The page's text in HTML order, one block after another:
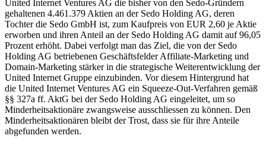
United Internet Ventures AG die bisher von den Sedo-Gründern
gehaltenen 4.461.379 Aktien an der Sedo Holding AG, deren
Tochter die Sedo GmbH ist, zum Kaufpreis von EUR 2,60 je Aktie
erworben und ihren Anteil an der Sedo Holding AG damit auf 96,05
Prozent erhöht. Dabei verfolgt man das Ziel, die von der Sedo
Holding AG betriebenen Geschäftsfelder Affiliate-Marketing und
Domain-Marketing stärker in die strategische Weiterentwicklung der
United Internet Gruppe einzubinden. Vor diesem Hintergrund hat
die United Internet Ventures AG ein Squeeze-Out-Verfahren gemäß
§§ 327a ff. AktG bei der Sedo Holding AG eingeleitet, um so
Minderheitsaktionäre zwangsweise ausschliessen zu können. Den
Minderheitsaktionären bleibt der Trost, dass sie für ihre Anteile
abgefunden werden.